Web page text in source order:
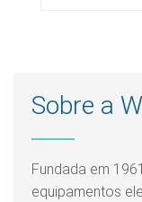
Sobre a
Fundada em
equipamentos